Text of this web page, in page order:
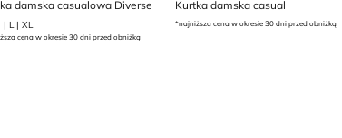
damska casualowa Diverse
| L | XL
cena w okresie 30 dni przed obniżką
Kurtka damska casual
*najniższa cena w okresie 30 dni przed obniżką